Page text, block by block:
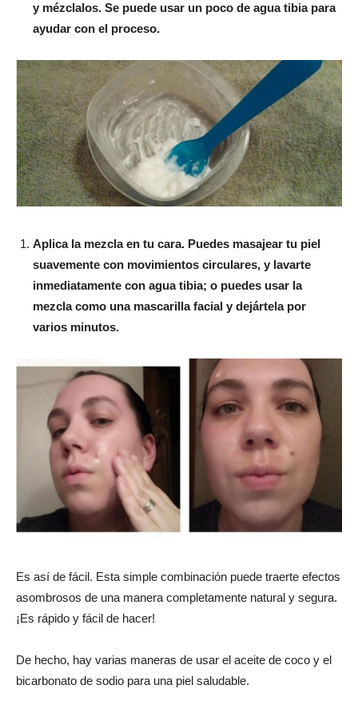
y mézclalos. Se puede usar un poco de agua tibia para
ayudar con el proceso.
Aplica la mezcla en tu cara. Puedes masajear tu piel
suavemente con movimientos circulares, y lavarte
inmediatamente con agua tibia; o puedes usar la
mezcla como una mascarilla facial y dejártela por
varios minutos.
Es así de fácil. Esta simple combinación puede traerte efectos
asombrosos de una manera completamente natural y segura.
¡Es rápido y fácil de hacer!
De hecho, hay varias maneras de usar el aceite de coco y el
bicarbonato de sodio para una piel saludable.